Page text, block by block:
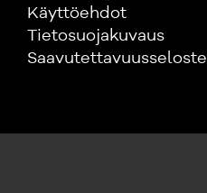
Käyttöehdot
Tietosuojakuvaus
Saavutettavuusseloste